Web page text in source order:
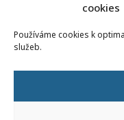
cookies
Používáme cookies k
služeb.
GDPR